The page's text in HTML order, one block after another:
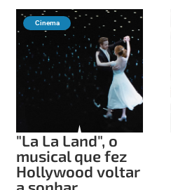
Cinema
"La La Land", o
musical que fez
Hollywood voltar